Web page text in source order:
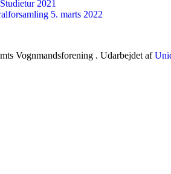
2021
5. marts 2022
Vognmandsforening . Udarbejdet af